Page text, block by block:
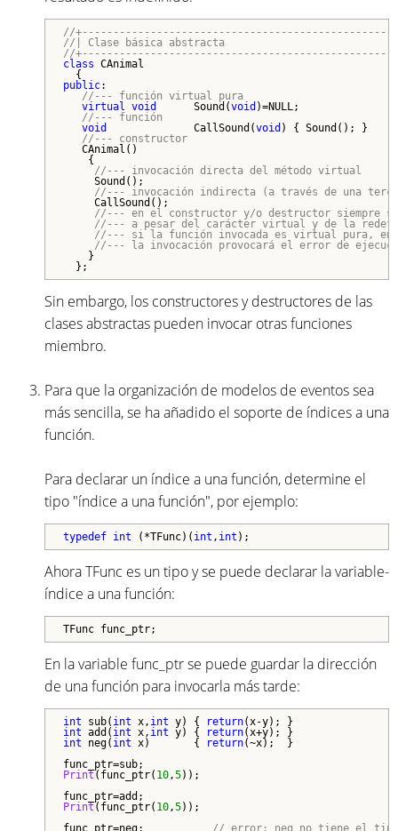
//
//| Clase básica abstracta
//
class CAnimal
public:
//--- función virtual pura
virtual
void Sound(void )=NULL;
//--- función
void
CallSound(void ) { Sound(); }
//--- constructor
CAnimal()
{
//--- invocación directa del método virtual
Sound();
//--- invocación indirecta (a través de una
CallSound();
//--- en el constructor y/o destructor siempre
//--- a pesar del carácter virtual y de la
//--- si la función invocada es virtual pura,
//--- la invocación provocará el error de
}
Sin embargo, los constructores y destructores de las
clases abstractas pueden invocar otras funciones
miembro.
Para que la organización de modelos de eventos sea
más sencilla, se ha añadido el soporte de índices a una
función.
Para declarar un índice a una función, determine el
tipo "índice a una función", por ejemplo:
typedef int (*TFunc)( int , int );
Ahora TFunc es un tipo y se puede declarar la variable-
índice a una función:
TFunc func_ptr;
En la variable func_ptr se puede guardar la dirección
de una función para invocarla más tarde:
int sub( int x, int y) { return
int add( int x, int y) { return
int neg( int x)       { return(~x);  }
Print(func_ptr( 10 ,5));
Print(func_ptr( 10 ,5));
func_ptr=neg; // error: neg no tiene el